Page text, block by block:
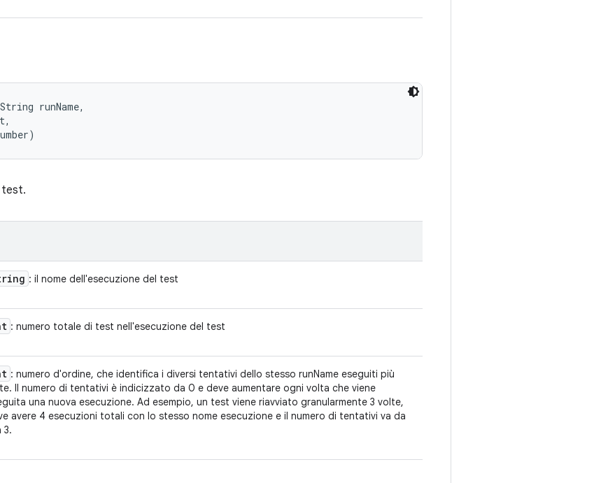
runName,
test.
: il nome dell'esecuzione del test
: numero totale di test nell'esecuzione del test
: numero d'ordine, che identifica i diversi tentativi dello stesso runName eseguiti più
Il numero di tentativi è indicizzato da 0 e deve aumentare ogni volta che viene
una nuova esecuzione. Ad esempio, un test viene riavviato granularmente 3 volte,
avere 4 esecuzioni totali con lo stesso nome esecuzione e il numero di tentativi va da
3.